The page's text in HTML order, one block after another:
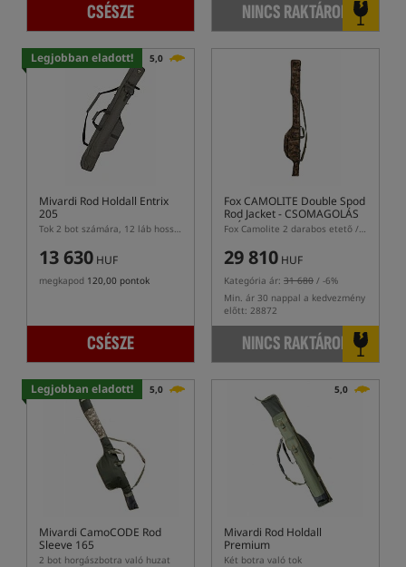
CSÉSZE NINCS RAKTÁRON
Legjobban eladott! 5,0
Mivardi Rod Holdall Entrix
205
Tok 2 bot számára, 12 láb hosszú
13 630 HUF
megkapod 120,00 pontok
CSÉSZE
Fox CAMOLITE Double Spod
Rod Jacket- CSOMAGOLÁS
HIÁNYZIK
Fox Camolite 2 darabos etető / jelölő botokhoz tok
29 810 HUF
Kategória ár: 31 680 / -6%
Min. ár 30 nappal a kedvezmény
előtt: 28872
NINCS RAKTÁRON
Legjobban eladott! 5,0
Mivardi CamoCODE Rod
Sleeve 165
2 bot horgászbotra való huzat
5,0
Mivardi Rod Holdall
Premium
Két botra való tok